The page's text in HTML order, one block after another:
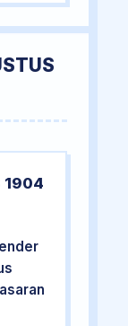
1904